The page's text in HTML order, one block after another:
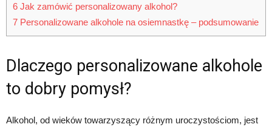
6 Jak zamówić personalizowany alkohol?
7 Personalizowane alkohole na osiemnastkę – podsumowanie
Dlaczego personalizowane alkohole
to dobry pomysł?
Alkohol, od wieków towarzyszący różnym uroczystościom, jest